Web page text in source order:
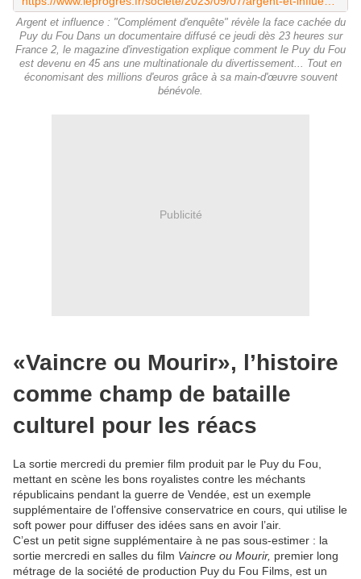
Argent et influence : "Complément d'enquête" révèle la face cachée du
Puy du Fou Dans un documentaire diffusé ce jeudi dès 23 heures sur
France 2, le magazine d'investigation explique comment le Puy du Fou
est devenu en 45 ans une multinationale du divertissement... Tout en
économisant des millions d'euros grâce à sa main-d'œuvre souvent
bénévole.
Publicité
«Vaincre ou Mourir», l’histoire
comme champ de bataille
culturel pour les réacs
La sortie mercredi du premier film produit par le Puy du Fou,
mettant en scène les bons royalistes contre les méchants
républicains pendant la guerre de Vendée, est un exemple
supplémentaire de l’offensive conservatrice en cours, qui utilise le
soft power pour diffuser des idées sans en avoir l’air.
C’est un petit signe supplémentaire à ne pas sous-estimer : la
sortie mercredi en salles du film Vaincre ou Mourir, premier long
métrage de la société de production Puy du Fou Films, est un